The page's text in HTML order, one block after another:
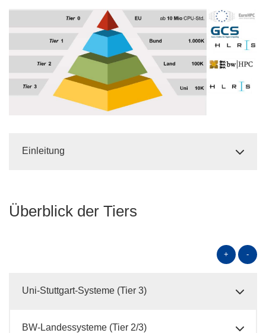
Einleitung
Überblick der Tiers
+ -
Uni-Stuttgart-Systeme (Tier 3)
BW-Landessysteme (Tier 2/3)